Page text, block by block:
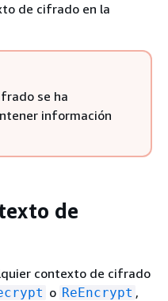
de cifrado en la
se ha
información
de
contexto de cifrado
o ReEncrypt ,